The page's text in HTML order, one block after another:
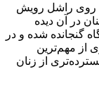
روی راشل رویش
در آن دیده
گنجانده شده و در
از مهم‌ترین
در بستر گسترده‌تری از زنان